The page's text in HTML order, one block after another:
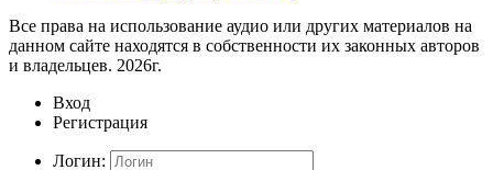
Все права на использование аудио или других материалов на
данном сайте находятся в собственности их законных авторов
и владельцев. 2026г.
Вход
Регистрация
Логин: